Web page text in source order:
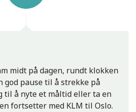
midt på dagen, rundt klokken
god pause til å strekke på
til å nyte et måltid eller ta en
fortsetter med KLM til Oslo.